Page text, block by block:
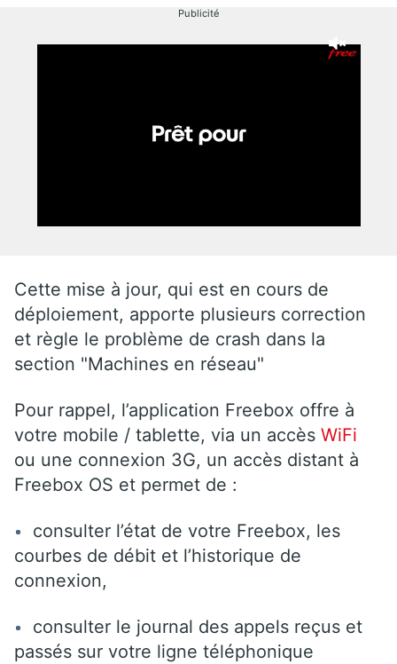
Publicité
Cette mise à jour, qui est en cours de
déploiement, apporte plusieurs correction
et règle le problème de crash dans la
section "Machines en réseau"
Pour rappel, l’application Freebox offre à
votre mobile / tablette, via un accès WiFi
ou une connexion 3G, un accès distant à
Freebox OS et permet de :
consulter l’état de votre Freebox, les
courbes de débit et l’historique de
connexion,
consulter le journal des appels reçus et
passés sur votre ligne téléphonique